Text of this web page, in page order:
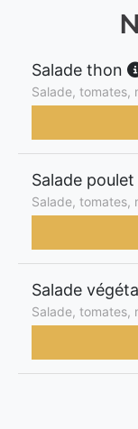
Salade thon
Salade, tomates,
Salade poulet
Salade, tomates,
Salade
Salade, tomates,